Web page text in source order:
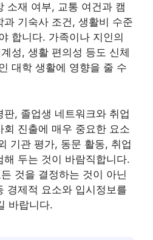
소재 여부, 교통 여건과 캠
기숙사 조건, 생활비 수준
합니다. 가족이나 지인의
성, 생활 편의성 등도 신체
대학 생활에 영향을 줄 수
, 졸업생 네트워크와 취업
진출에 매우 중요한 요소
기관 평가, 동문 활동, 취업
두는 것이 바람직합니다.
것을 결정하는 것이 아닌
경제적 요소와 입시정보를
바랍니다.